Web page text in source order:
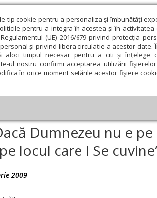
tip cookie pentru a personaliza și îmbunătăți
pentru a integra în acestea și în activitatea
(UE) 2016/679 privind protecția
și privind libera circulație a acestor date.
aloci timpul necesar pentru a citi și înțelege
ul nostru confirmi acceptarea utilizării
în orice moment setările acestor fişiere
spiritualitate Educaţie și Cultură
Editorial Repere și idei Pilda zilei
„Dacă Dumnezeu nu e pe primul plan în
Dumnezeu nu e pe
locul care I Se
2009